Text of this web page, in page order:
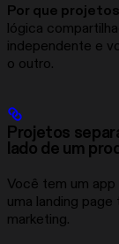
Por que
lógica
independente e
o outro.
Projetos
lado de um
Você tem um
uma landing
marketing.